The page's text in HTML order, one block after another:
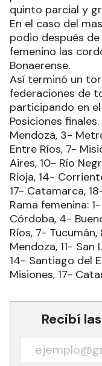
quinto parcial y
En el caso del
podio después
femenino las
Bonaerense.
Así terminó un
federaciones de
participando en el
Posiciones
Mendoza, 3-
Entre Ríos, 7-
Aires, 10- Río
Rioja, 14-
17- Catamarca,
Rama femenina:
Córdoba, 4-
Ríos, 7-
Mendoza, 11- San
14- Santiago del
Misiones, 17-
Recibí